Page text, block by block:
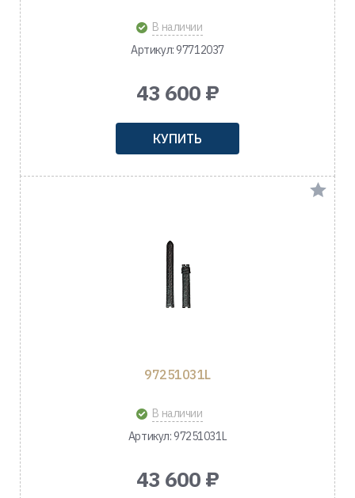
В наличии
Артикул: 97712037
43 600 ₽
КУПИТЬ
97251031L
В наличии
Артикул: 97251031L
43 600 ₽